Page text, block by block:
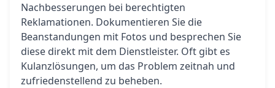
Nachbesserungen bei berechtigten
Reklamationen. Dokumentieren Sie die
Beanstandungen mit Fotos und besprechen Sie
diese direkt mit dem Dienstleister. Oft gibt es
Kulanzlösungen, um das Problem zeitnah und
zufriedenstellend zu beheben.